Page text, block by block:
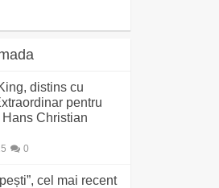
distins cu
pentru
Hans Christian
0
cel mai recent